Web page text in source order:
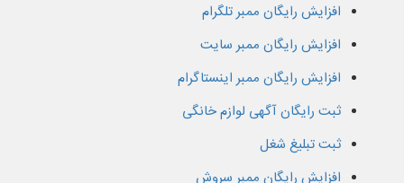
افزایش رایگان ممبر تلگرام
افزایش رایگان ممبر سایت
افزایش رایگان ممبر اینستاگرام
ثبت رایگان آگهی لوازم خانگی
ثبت تبلیغ شغل
افزایش رایگان ممبر سروش